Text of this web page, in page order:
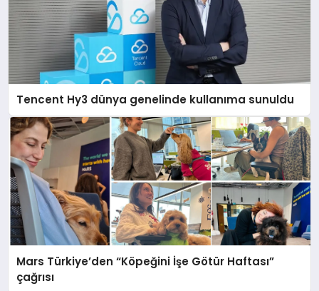
Tencent Hy3 dünya genelinde kullanıma sunuldu
Mars Türkiye’den “Köpeğini İşe Götür Haftası”
çağrısı